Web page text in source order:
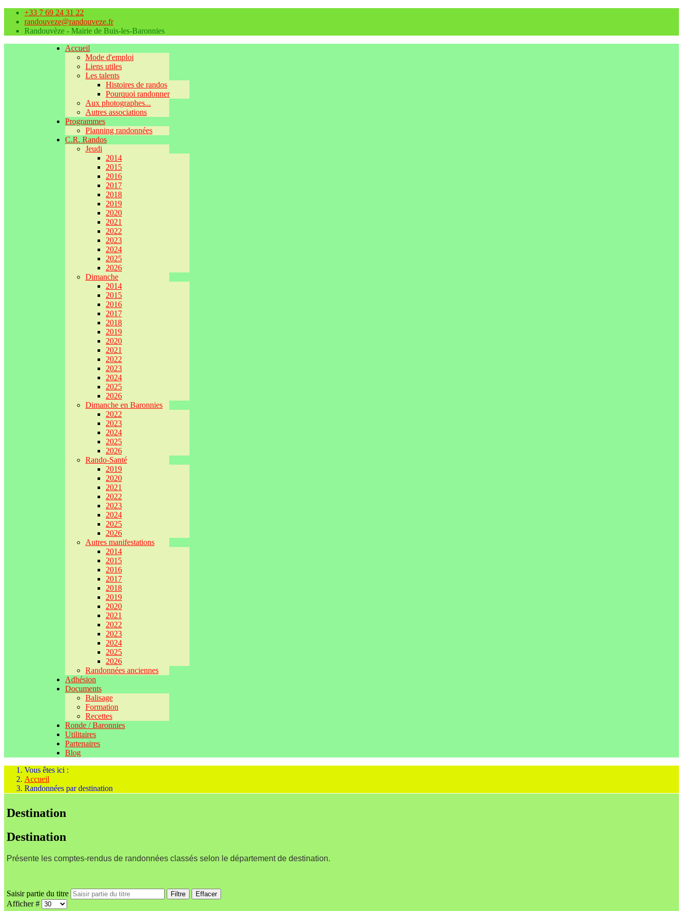
+33 7 69 24 31 22
randouveze@randouveze.fr
Randouvèze - Mairie de Buis-les-Baronnies
Accueil
Mode d'emploi
Liens utiles
Les talents
Histoires de randos
Pourquoi randonner
Aux photographes...
Autres associations
Programmes
Planning randonnées
C.R. Randos
Jeudi
2014
2015
2016
2017
2018
2019
2020
2021
2022
2023
2024
2025
2026
Dimanche
2014
2015
2016
2017
2018
2019
2020
2021
2022
2023
2024
2025
2026
Dimanche en Baronnies
2022
2023
2024
2025
2026
Rando-Santé
2019
2020
2021
2022
2023
2024
2025
2026
Autres manifestations
2014
2015
2016
2017
2018
2019
2020
2021
2022
2023
2024
2025
2026
Randonnées anciennes
Adhésion
Documents
Balisage
Formation
Recettes
Ronde / Baronnies
Utilitaires
Partenaires
Blog
Vous êtes ici :
Accueil
Randonnées par destination
Destination
Destination
Présente les comptes-rendus de randonnées classés selon le département de destination.
Saisir partie du titre Filtre Effacer
Afficher #